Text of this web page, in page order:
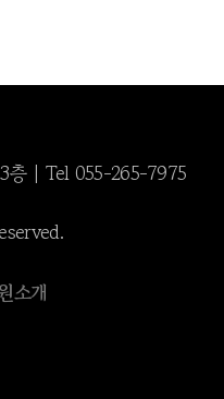
층 | Tel 055-265-7975
소개